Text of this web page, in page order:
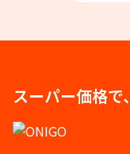
スーパー価格で